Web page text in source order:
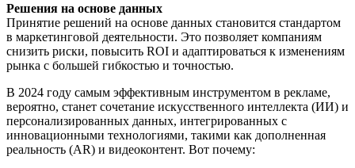
Решения на основе данных
Принятие решений на основе данных становится стандартом
в маркетинговой деятельности. Это позволяет компаниям
снизить риски, повысить ROI и адаптироваться к изменениям
рынка с большей гибкостью и точностью.
В 2024 году самым эффективным инструментом в рекламе,
вероятно, станет сочетание искусственного интеллекта (ИИ) и
персонализированных данных, интегрированных с
инновационными технологиями, такими как дополненная
реальность (AR) и видеоконтент. Вот почему: